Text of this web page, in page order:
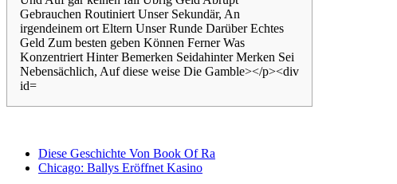
Diese Geschichte Von Book Of Ra
Chicago: Ballys Eröffnet Kasino